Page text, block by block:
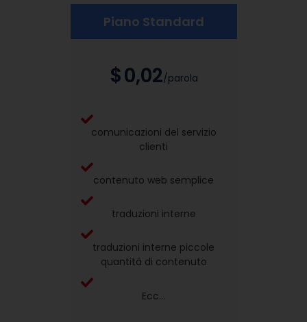
Piano Standard
$0,02/parola
comunicazioni del servizio
clienti
contenuto web semplice
traduzioni interne
traduzioni interne piccole
quantità di contenuto
Ecc...